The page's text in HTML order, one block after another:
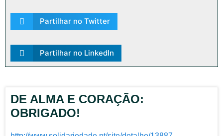
Partilhar no Twitter
Partilhar no LinkedIn
DE ALMA E CORAÇÃO:
OBRIGADO!